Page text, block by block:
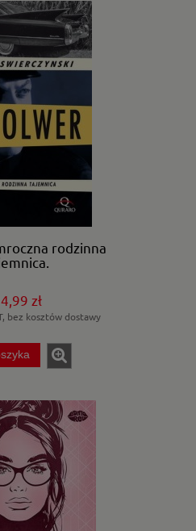
rodzinna
zł
bez kosztów dostawy